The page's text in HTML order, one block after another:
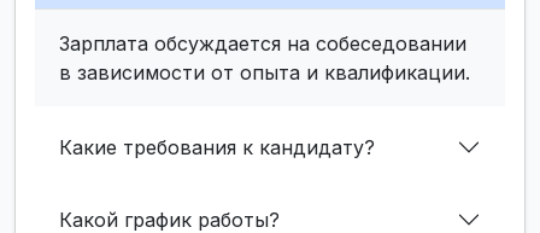
Зарплата обсуждается на собеседовании
в зависимости от опыта и квалификации.
Какие требования к кандидату?
Какой график работы?